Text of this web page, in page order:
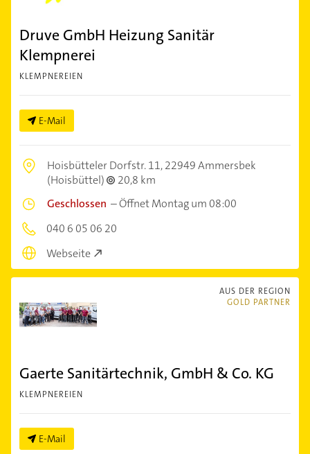
Druve GmbH Heizung Sanitär
Klempnerei
KLEMPNEREIEN
E-Mail
Hoisbütteler Dorfstr. 11,22949 Ammersbek
(Hoisbüttel)
20,8 km
Geschlossen –Öffnet Montag um 08:00
040 6 05 06 20
Webseite
AUS DER REGION
GOLD PARTNER
Gaerte Sanitärtechnik, GmbH & Co. KG
KLEMPNEREIEN
E-Mail